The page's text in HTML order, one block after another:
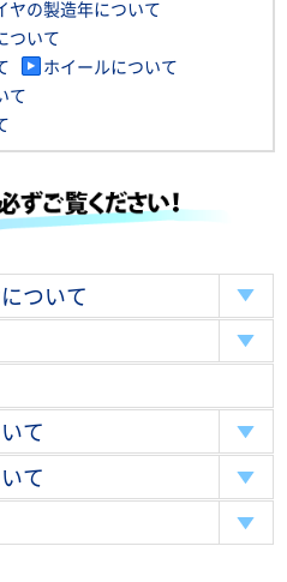
ヤの製造年について
ついて
ホイールについて
て
ついて
て
て